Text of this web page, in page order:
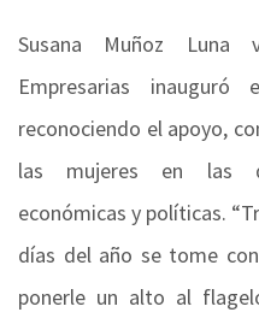
Susana Muñoz Luna
Empresarias
reconociendo el apoyo,
las mujeres en las
económicas y políticas.
días del año se tome
ponerle un alto al